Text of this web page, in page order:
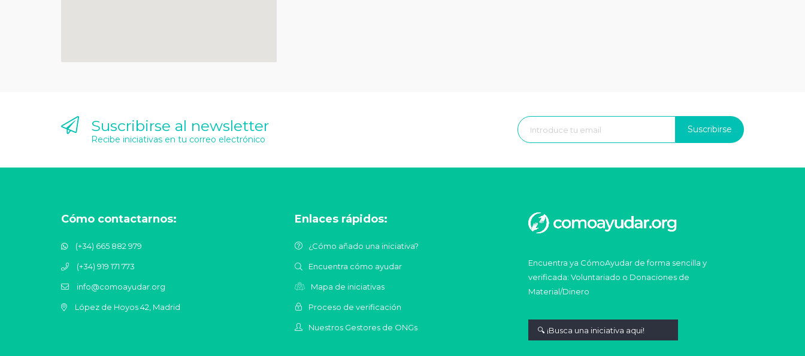
Suscribirse al newsletter
Recibe iniciativas en tu correo electrónico
Suscribirse
Cómo contactarnos:
(+34) 665 882 979
(+34) 919 171 773
info@comoayudar.org
López de Hoyos 42, Madrid
Enlaces rápidos:
¿Cómo añado una iniciativa?
Encuentra cómo ayudar
Mapa de iniciativas
Proceso de verificación
Nuestros Gestores de ONGs
Encuentra ya CómoAyudar de forma sencilla y
verificada: Voluntariado o Donaciones de
Material/Dinero